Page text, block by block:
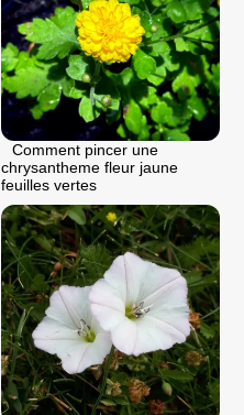
Comment pincer une
chrysantheme fleur jaune
feuilles vertes